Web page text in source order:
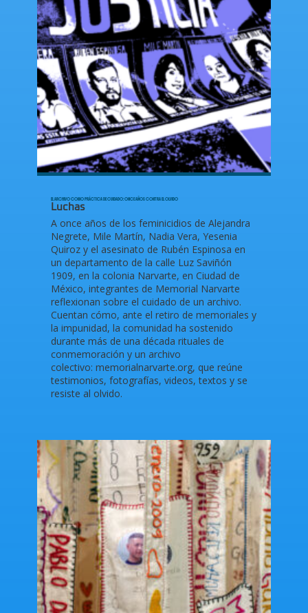
EL ARCHIVO COMO PRÁCTICA DE CUIDADO: ONCE AÑOS CONTRA EL OLVIDO
Luchas
A once años de los feminicidios de Alejandra
Negrete, Mile Martín, Nadia Vera, Yesenia
Quiroz y el asesinato de Rubén Espinosa en
un departamento de la calle Luz Saviñón
1909, en la colonia Narvarte, en Ciudad de
México, integrantes de Memorial Narvarte
reflexionan sobre el cuidado de un archivo.
Cuentan cómo, ante el retiro de memoriales y
la impunidad, la comunidad ha sostenido
durante más de una década rituales de
conmemoración y un archivo
colectivo: memorialnarvarte.org, que reúne
testimonios, fotografías, videos, textos y se
resiste al olvido.